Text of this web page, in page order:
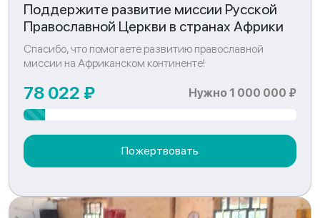
Поддержите развитие миссии Русской
Православной Церкви в странах Африки
Спасибо, что помогаете развитию православной
миссии на Африканском континенте!
78 022 ₽ Нужно 1 000 000 ₽
Пожертвовать